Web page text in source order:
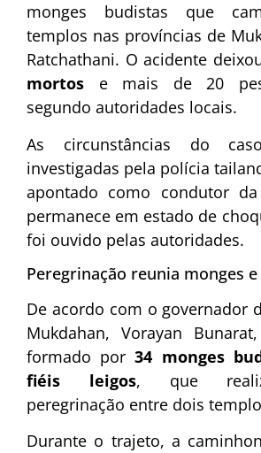
monges budistas que
templos nas províncias de
Ratchathani. O acidente
mortos e mais de 20
segundo autoridades locais.
As circunstâncias do
investigadas pela polícia
apontado como condutor da
permanece em estado de
foi ouvido pelas autoridades.
Peregrinação reunia monges
De acordo com o governador
Mukdahan, Vorayan
formado por34 monges
fiéis leigos, que
peregrinação entre dois
Durante o trajeto, a